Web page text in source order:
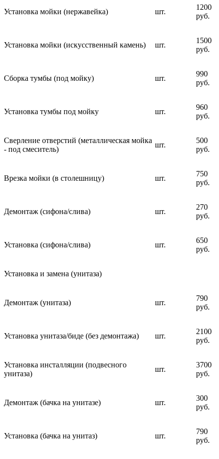
Установка мойки (нержавейка) шт.
1200
руб.
Установка мойки (искусственный камень) шт.
1500
руб.
Сборка тумбы (под мойку) шт.
990
руб.
Установка тумбы под мойку шт.
960
руб.
Сверление отверстий (металлическая мойка
- под смеситель)
шт.
500
руб.
Врезка мойки (в столешницу) шт.
750
руб.
Демонтаж (сифона/слива) шт.
270
руб.
Установка (сифона/слива) шт.
650
руб.
Установка и замена (унитаза)
Демонтаж (унитаза) шт.
790
руб.
Установка унитаза/биде (без демонтажа) шт.
2100
руб.
Установка инсталляции (подвесного
унитаза)
шт.
3700
руб.
Демонтаж (бачка на унитазе) шт.
300
руб.
Установка (бачка на унитаз) шт.
790
руб.